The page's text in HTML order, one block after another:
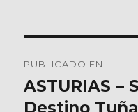
de
PUBLICADO EN
ASTURIAS –
Destino Tuña